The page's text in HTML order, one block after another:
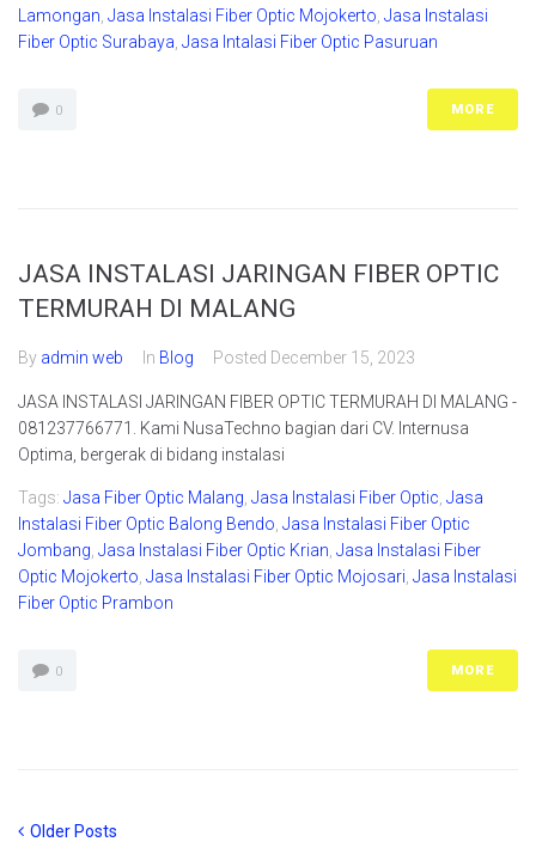
Lamongan Jasa Instalasi Fiber Optic Mojokerto Jasa Instalasi
Fiber Optic Surabaya Jasa Intalasi Fiber Optic Pasuruan
0 MORE
JASA INSTALASI JARINGAN FIBER OPTIC
TERMURAH DI MALANG
By admin web In Blog Posted December 15, 2023
JASA INSTALASI JARINGAN FIBER OPTIC TERMURAH DI MALANG -
081237766771. Kami NusaTechno bagian dari CV. Internusa
Optima, bergerak di bidang instalasi
Tags: Jasa Fiber Optic Malang Jasa Instalasi Fiber Optic Jasa
Instalasi Fiber Optic Balong Bendo Jasa Instalasi Fiber Optic
Jombang Jasa Instalasi Fiber Optic Krian Jasa Instalasi Fiber
Optic Mojokerto Jasa Instalasi Fiber Optic Mojosari Jasa Instalasi
Fiber Optic Prambon
0 MORE
Posts
Older
Older Posts